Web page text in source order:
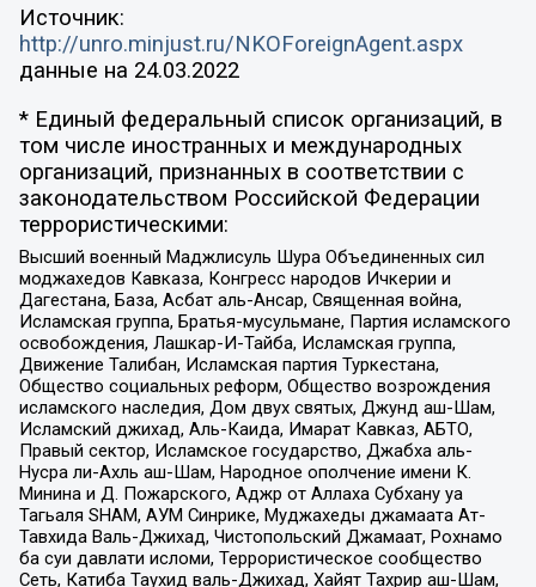
Источник:
http://unro.minjust.ru/NKOForeignAgent.aspx
данные на 24.03.2022
* Единый федеральный список организаций, в
том числе иностранных и международных
организаций, признанных в соответствии с
законодательством Российской Федерации
террористическими:
Высший военный Маджлисуль Шура Объединенных сил
моджахедов Кавказа, Конгресс народов Ичкерии и
Дагестана, База, Асбат аль-Ансар, Священная война,
Исламская группа, Братья-мусульмане, Партия исламского
освобождения, Лашкар-И-Тайба, Исламская группа,
Движение Талибан, Исламская партия Туркестана,
Общество социальных реформ, Общество возрождения
исламского наследия, Дом двух святых, Джунд аш-Шам,
Исламский джихад, Аль-Каида, Имарат Кавказ, АБТО,
Правый сектор, Исламское государство, Джабха аль-
Нусра ли-Ахль аш-Шам, Народное ополчение имени К.
Минина и Д. Пожарского, Аджр от Аллаха Субхану уа
Тагьаля SHAM, АУМ Синрике, Муджахеды джамаата Ат-
Тавхида Валь-Джихад, Чистопольский Джамаат, Рохнамо
ба суи давлати исломи, Террористическое сообщество
Сеть, Катиба Таухид валь-Джихад, Хайят Тахрир аш-Шам,